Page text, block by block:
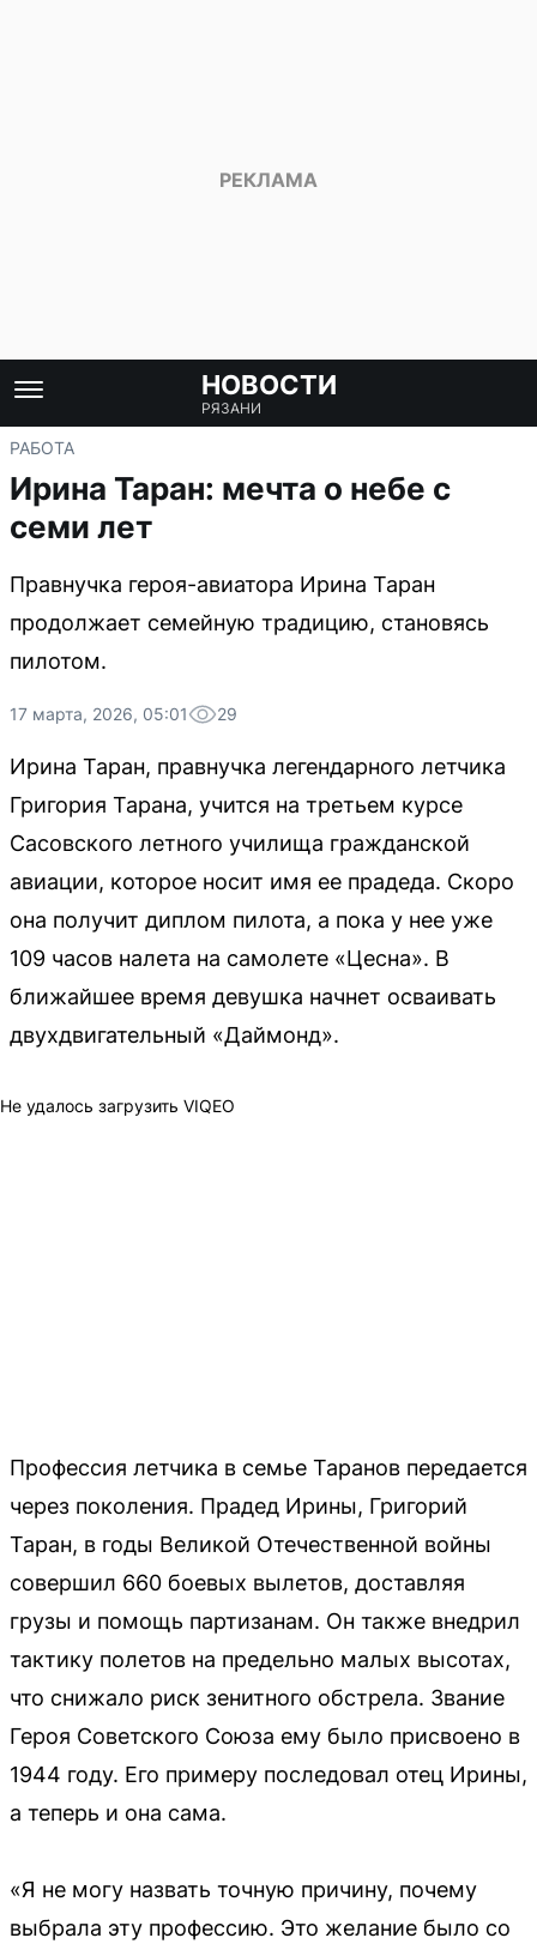
НОВОСТИ
РЯЗАНИ
РАБОТА
Ирина Таран: мечта о небе с
семи лет
Правнучка героя-авиатора Ирина Таран
продолжает семейную традицию, становясь
пилотом.
17 марта, 2026, 05:01 29
Ирина Таран, правнучка легендарного летчика
Григория Тарана, учится на третьем курсе
Сасовского летного училища гражданской
авиации, которое носит имя ее прадеда. Скоро
она получит диплом пилота, а пока у нее уже
109 часов налета на самолете «Цесна». В
ближайшее время девушка начнет осваивать
двухдвигательный «Даймонд».
Не удалось загрузить VIQEO
Профессия летчика в семье Таранов передается
через поколения. Прадед Ирины, Григорий
Таран, в годы Великой Отечественной войны
совершил 660 боевых вылетов, доставляя
грузы и помощь партизанам. Он также внедрил
тактику полетов на предельно малых высотах,
что снижало риск зенитного обстрела. Звание
Героя Советского Союза ему было присвоено в
1944 году. Его примеру последовал отец Ирины,
а теперь и она сама.
«Я не могу назвать точную причину, почему
выбрала эту профессию. Это желание было со